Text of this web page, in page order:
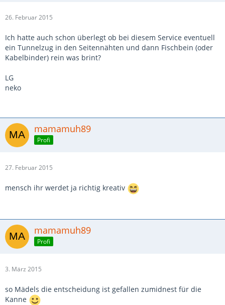
26. Februar 2015
Ich hatte auch schon überlegt ob bei diesem Service eventuell
ein Tunnelzug in den Seitennähten und dann Fischbein (oder
Kabelbinder) rein was brint?
LG
neko
mamamuh89
Profi
27. Februar 2015
mensch ihr werdet ja richtig kreativ
mamamuh89
Profi
3. März 2015
so Mädels die entscheidung ist gefallen zumidnest für die
Kanne